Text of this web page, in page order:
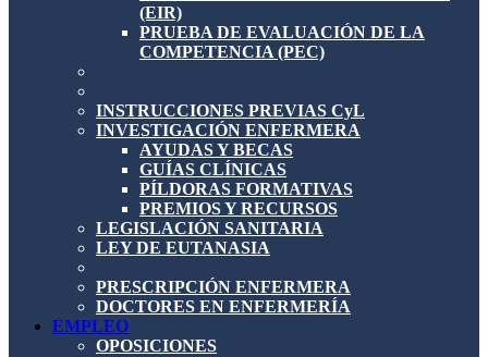
(EIR)
PRUEBA DE EVALUACIÓN DE LA
COMPETENCIA (PEC)
INSTRUCCIONES PREVIAS CyL
INVESTIGACIÓN ENFERMERA
AYUDAS Y BECAS
GUÍAS CLÍNICAS
PÍLDORAS FORMATIVAS
PREMIOS Y RECURSOS
LEGISLACIÓN SANITARIA
LEY DE EUTANASIA
PRESCRIPCIÓN ENFERMERA
DOCTORES EN ENFERMERÍA
EMPLEO
OPOSICIONES